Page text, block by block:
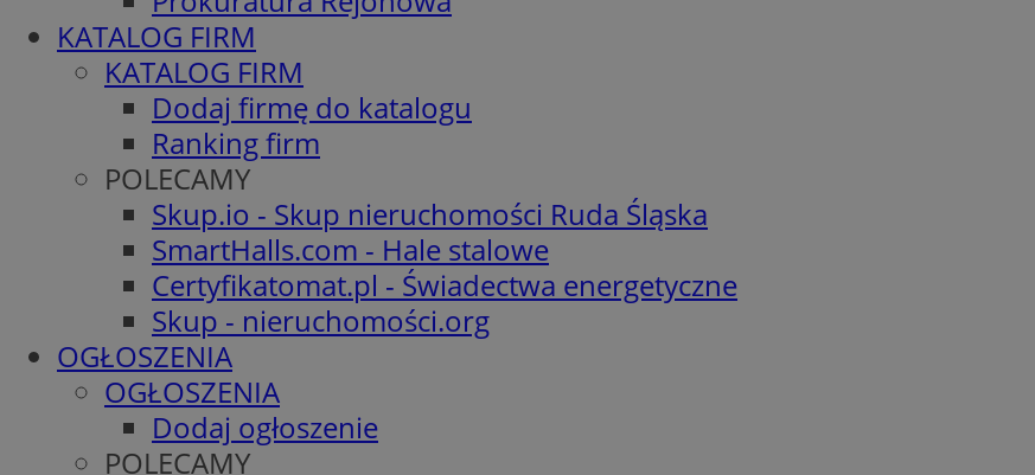
KATALOG FIRM
KATALOG FIRM
Dodaj firmę do katalogu
Ranking firm
POLECAMY
Skup.io - Skup nieruchomości Ruda Śląska
SmartHalls.com - Hale stalowe
Certyfikatomat.pl - Świadectwa energetyczne
Skup - nieruchomości.org
OGŁOSZENIA
OGŁOSZENIA
Dodaj ogłoszenie
POLECAMY